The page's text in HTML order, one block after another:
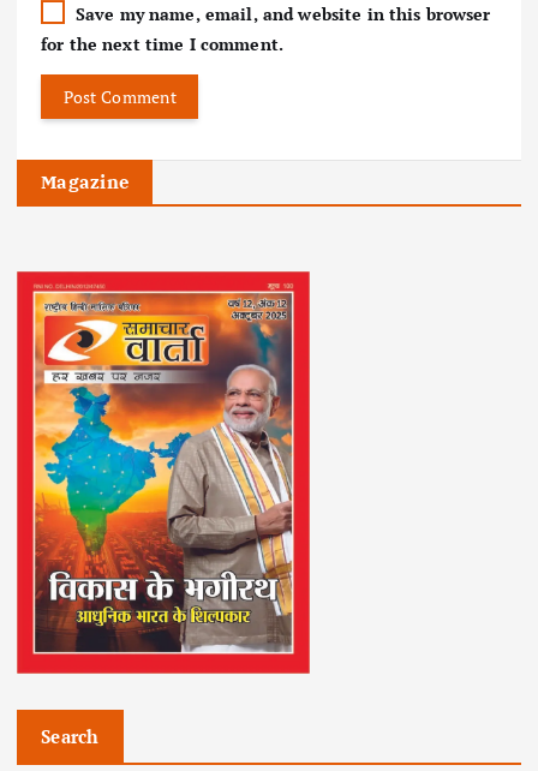
Save my name, email, and website in this browser
for the next time I comment.
Magazine
Search